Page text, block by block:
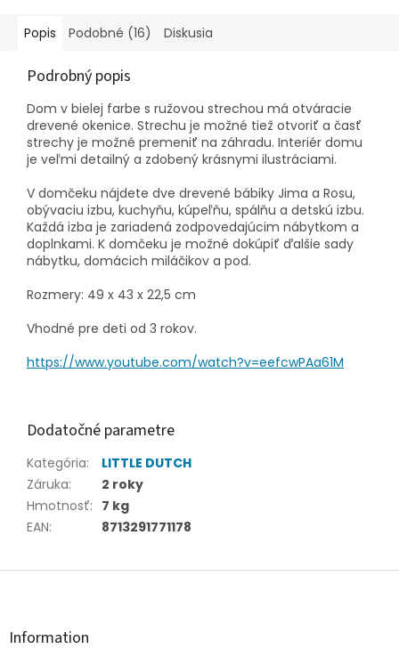
Popis Podobné (16) Diskusia
Podrobný popis
Dom v bielej farbe s ružovou strechou má otváracie
drevené okenice. Strechu je možné tiež otvoriť a časť
strechy je možné premeniť na záhradu. Interiér domu
je veľmi detailný a zdobený krásnymi ilustráciami.
V domčeku nájdete dve drevené bábiky Jima a Rosu,
obývaciu izbu, kuchyňu, kúpeľňu, spálňu a detskú izbu.
Každá izba je zariadená zodpovedajúcim nábytkom a
doplnkami. K domčeku je možné dokúpiť ďalšie sady
nábytku, domácich miláčikov a pod.
Rozmery: 49 x 43 x 22,5 cm
Vhodné pre deti od 3 rokov.
https://www.youtube.com/watch?v=eefcwPAa61M
Dodatočné parametre
Kategória:
LITTLE DUTCH
Záruka:
2 roky
Hmotnosť: 7 kg
EAN: 8713291771178
Z
Information